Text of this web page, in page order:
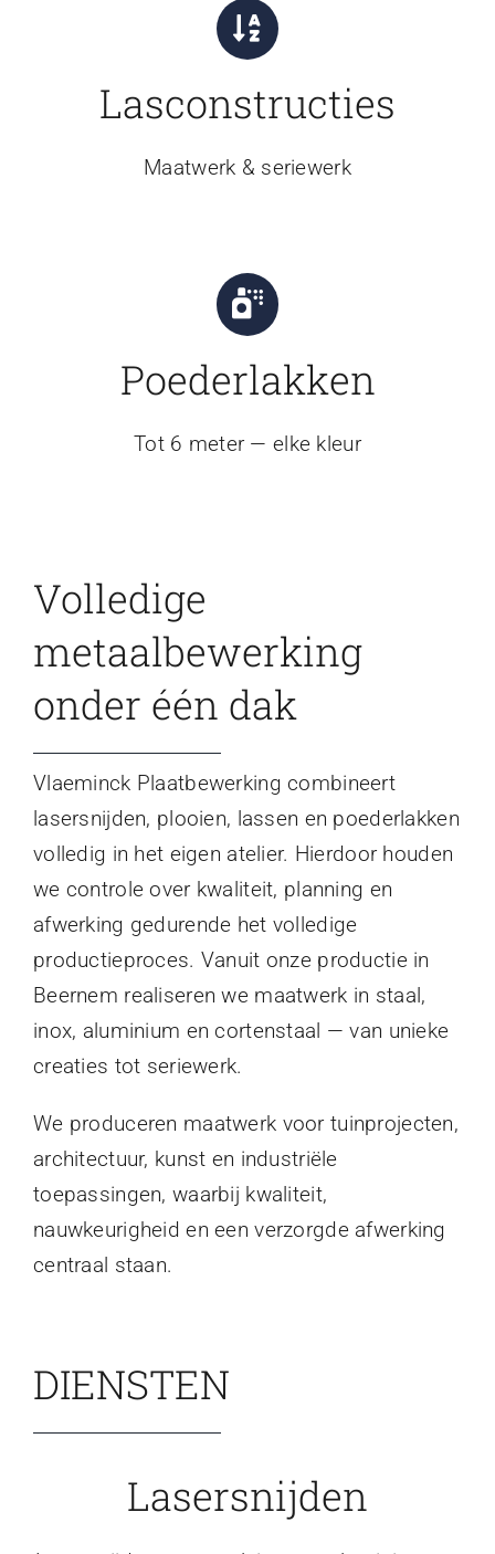
Lasconstructies
Maatwerk & seriewerk
Poederlakken
Tot 6 meter — elke kleur
Volledige
metaalbewerking
onder één dak
Vlaeminck Plaatbewerking combineert
lasersnijden, plooien, lassen en poederlakken
volledig in het eigen atelier. Hierdoor houden
we controle over kwaliteit, planning en
afwerking gedurende het volledige
productieproces. Vanuit onze productie in
Beernem realiseren we maatwerk in staal,
inox, aluminium en cortenstaal — van unieke
creaties tot seriewerk.
We produceren maatwerk voor tuinprojecten,
architectuur, kunst en industriële
toepassingen, waarbij kwaliteit,
nauwkeurigheid en een verzorgde afwerking
centraal staan.
DIENSTEN
Lasersnijden